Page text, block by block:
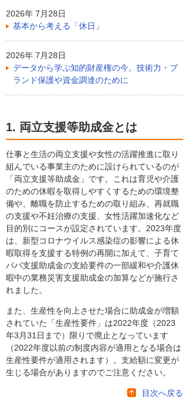
2026年 7月28日
基本から考える「休日」
2026年 7月28日
データから学ぶ知的財産権の今。技術力・ブ
ランド保護や資金調達のために
1. 両立支援等助成金とは
仕事と生活の両立支援や女性の活躍推進に取り
組んでいる事業主のために設けられているのが
「両立支援等助成金」です。これは育児や介護
のための休暇を取得しやすくするための環境整
備や、離職を防止するための取り組み、再就職
の支援や不妊治療の支援、女性活躍加速化など
目的別にコースが設定されています。2023年度
は、新型コロナウイルス感染症の影響による休
暇取得を支援する特例の再開に加えて、子育て
パパ支援助成金の支給要件の一部緩和や介護休
暇中の業務災害支援助成金の加算などが施行さ
れました。
また、生産性を向上させた場合に助成金が増額
されていた「生産性要件」は2022年度（2023
年3月31日まで）限りで廃止となっています
（2022年度以前の制度内容が適用となる場合は
生産性要件が適用されます）。支給額に変更が
生じる場合がありますのでご注意ください。
目次へ戻る